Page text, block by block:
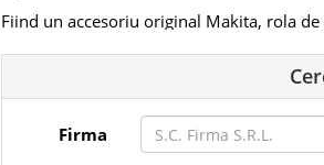
Fiind un accesoriu original Makita, rola de
recomandată atât pentru utilizatori
profesioniști din domeniul amenajărilor
Produsul se livrează ca1 bucată, cu
Este o piesă utilă pentru cei care dețin
funcționalitatea acestuia pentru lucrări
Firma